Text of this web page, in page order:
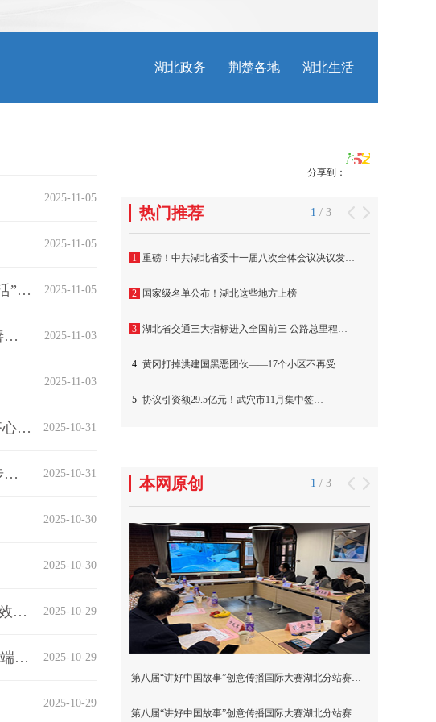
分享到：
2025-11-05
2025-11-05
李殿勋主持召开湖北省政府常务会议：加快建设武汉多式联运服务中心 努力重塑“货到汉口活”的历史荣光 2025-11-05
王忠林调度推进集中整治群众身边不正之风和腐败问题：扛牢党委主体责任 持续加力善作善成 确保集中整治工作取得更大实效 2025-11-03
2025-11-03
王忠林主持召开党外人士专题协商座谈会：发扬民主集思广益编制好湖北省“十五五”规划 齐心协力团结奋斗推进支点建设取得更大成效 2025-10-31
李殿勋在宜昌宜都市枝江市调研时强调：深学细悟党的二十届四中全会精神 坚持依靠进一步全面深化改革 努力推动县域经济社会高质量发展 2025-10-31
2025-10-30
2025-10-30
王忠林主持研究“十五五”规划建议起草工作：深入学习贯彻党的二十届四中全会精神高质高效完成湖北省“十五五”规划建议起草任务 2025-10-29
王忠林在武汉调研智能终端产业发展：把握新一轮科技革命和产业变革机遇加快打造智能终端产业发展高地 2025-10-29
2025-10-29